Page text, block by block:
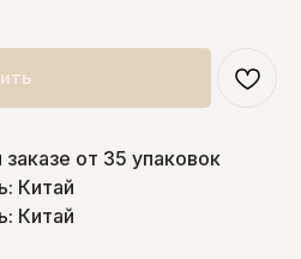
от 35 упаковок
Китай
Китай